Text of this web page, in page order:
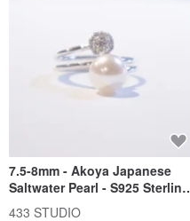
7.5-8mm - Akoya Japanese
Saltwater Pearl - S925 Sterling
Silver Spring Clasp Ring -
433 STUDIO